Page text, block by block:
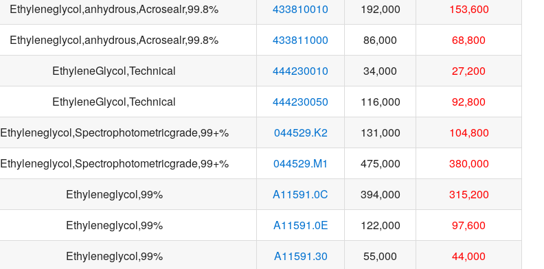
Ethyleneglycol,anhydrous,Acrosealr,99.8%
433810010 192,000
153,600
Ethyleneglycol,anhydrous,Acrosealr,99.8%
433811000 86,000
68,800
EthyleneGlycol,Technical
444230010 34,000
27,200
EthyleneGlycol,Technical
444230050 116,000
92,800
Ethyleneglycol,Spectrophotometricgrade,99+%
044529.K2 131,000
104,800
Ethyleneglycol,Spectrophotometricgrade,99+%
044529.M1 475,000
380,000
Ethyleneglycol,99%
A11591.0C 394,000
315,200
Ethyleneglycol,99%
A11591.0E 122,000
97,600
Ethyleneglycol,99%
A11591.30 55,000 44,000